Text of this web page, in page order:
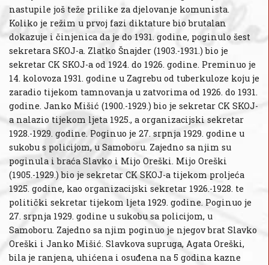
nastupile još teže prilike za djelovanje komunista.
Koliko je režim u prvoj fazi diktature bio brutalan
dokazuje i činjenica da je do 1931. godine, poginulo šest
sekretara SKOJ-a. Zlatko Šnajder (1903.-1931.) bio je
sekretar CK SKOJ-a od 1924. do 1926. godine. Preminuo je
14. kolovoza 1931. godine u Zagrebu od tuberkuloze koju je
zaradio tijekom tamnovanja u zatvorima od 1926. do 1931.
godine. Janko Mišić (1900.-1929.) bio je sekretar CK SKOJ-
a nalazio tijekom ljeta 1925., a organizacijski sekretar
1928.-1929. godine. Poginuo je 27. srpnja 1929. godine u
sukobu s policijom, u Samoboru. Zajedno sa njim su
poginula i braća Slavko i Mijo Oreški. Mijo Oreški
(1905.-1929.) bio je sekretar CK SKOJ-a tijekom proljeća
1925. godine, kao organizacijski sekretar 1926.-1928. te
politički sekretar tijekom ljeta 1929. godine. Poginuo je
27. srpnja 1929. godine u sukobu sa policijom, u
Samoboru. Zajedno sa njim poginuo je njegov brat Slavko
Oreški i Janko Mišić. Slavkova supruga, Agata Oreški,
bila je ranjena, uhićena i osuđena na 5 godina kazne